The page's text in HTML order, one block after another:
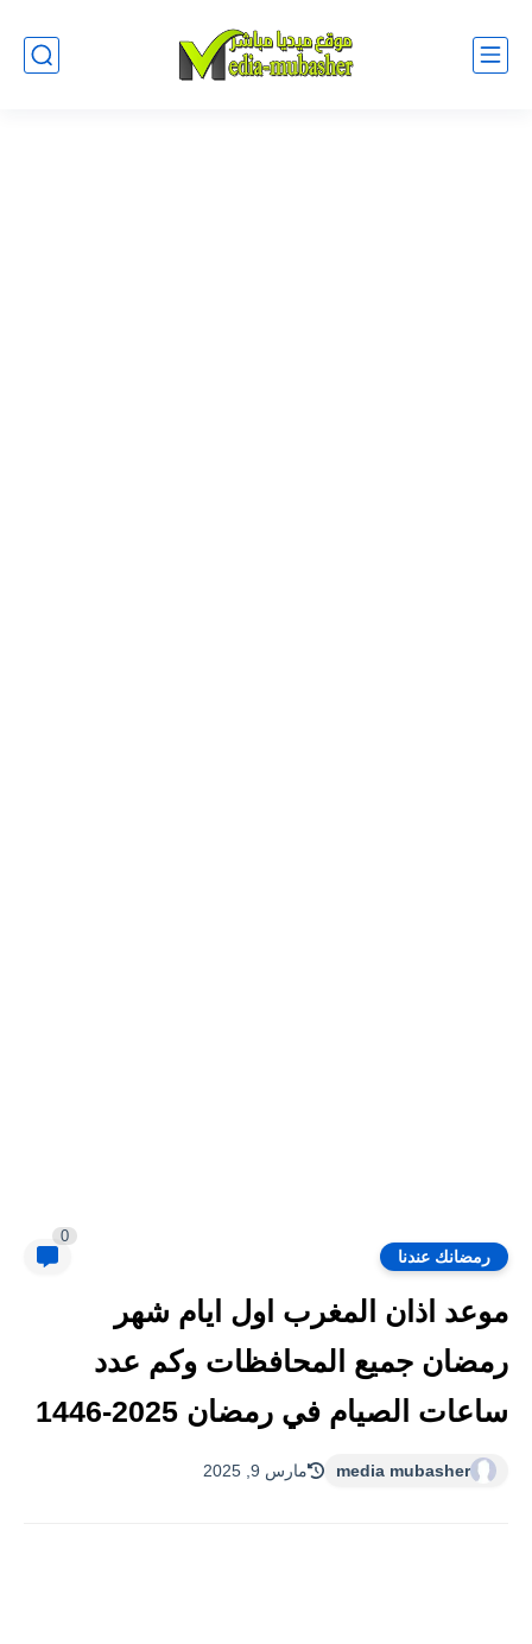
رمضانك عندنا
0
موعد اذان المغرب اول ايام شهر
رمضان جميع المحافظات وكم عدد
ساعات الصيام في رمضان 2025-1446
media mubasher مارس 9, 2025